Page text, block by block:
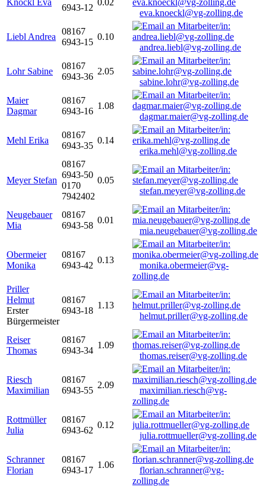
Knöckl Eva
6943-12
0.02
eva.knoeckl@vg-zolling.de
Liebl Andrea
08167
6943-15
0.10
andrea.liebl@vg-zolling.de
Lohr Sabine
08167
6943-36
2.05
sabine.lohr@vg-zolling.de
Maier
Dagmar
08167
6943-16
1.08
dagmar.maier@vg-zolling.de
Mehl Erika
08167
6943-35
0.14
erika.mehl@vg-zolling.de
Meyer Stefan
08167
6943-50
0170
7942402
0.05
stefan.meyer@vg-zolling.de
Neugebauer
Mia
08167
6943-58
0.01
mia.neugebauer@vg-zolling.de
Obermeier
Monika
08167
6943-42
0.13
monika.obermeier@vg-
zolling.de
Priller
Helmut
Erster
Bürgermeister
08167
6943-18
1.13
helmut.priller@vg-zolling.de
Reiser
Thomas
08167
6943-34
1.09
thomas.reiser@vg-zolling.de
Riesch
Maximilian
08167
6943-55
2.09
maximilian.riesch@vg-
zolling.de
Rottmüller
Julia
08167
6943-62
0.12
julia.rottmueller@vg-zolling.de
Schranner
Florian
08167
6943-17
1.06
florian.schranner@vg-
zolling.de